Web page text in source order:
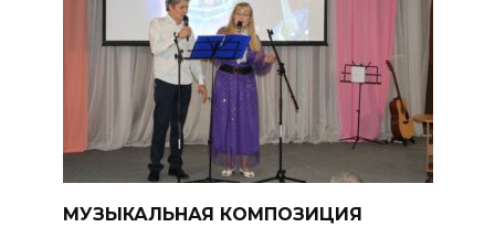
МУЗЫКАЛЬНАЯ КОМПОЗИЦИЯ